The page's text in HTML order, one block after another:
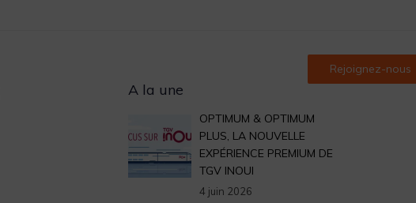
Rejoignez-nous
A la une
OPTIMUM & OPTIMUM
PLUS, LA NOUVELLE
EXPÉRIENCE PREMIUM DE
TGV INOUI
4 juin 2026
Archives